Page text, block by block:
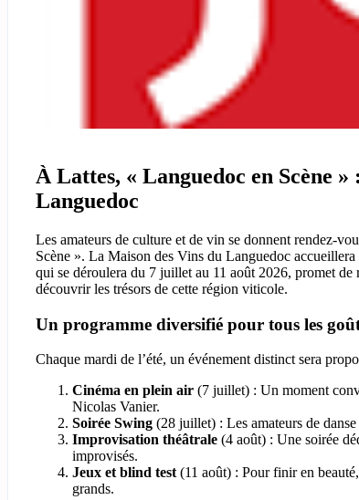
À Lattes, « Languedoc en Scène
Languedoc
Les amateurs de culture et de vin se donnent rendez-
Scène ». La Maison des Vins du Languedoc
qui se déroulera du 7 juillet au 11 août 2026, promet
découvrir les trésors de cette région viticole.
Un programme diversifié pour tous les
Chaque mardi de l’été, un événement distinct sera
Cinéma en plein air (7 juillet) : Un moment
Nicolas Vanier.
Soirée Swing (28 juillet) : Les amateurs de
Improvisation théâtrale (4 août) : Une soirée
improvisés.
Jeux et blind test (11 août) : Pour finir en
grands.